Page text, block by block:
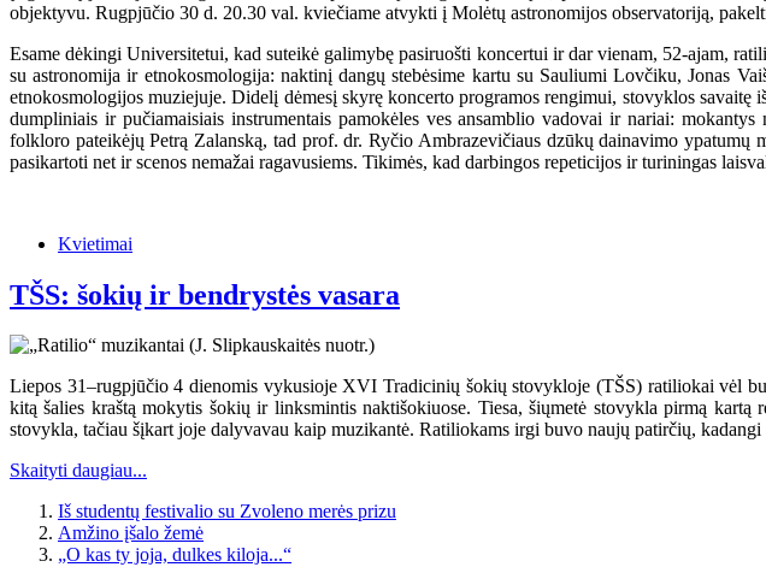
objektyvu. Rugpjūčio 30 d. 20.30 val. kviečiame atvykti į Molėtų astronomijos observatoriją,
Esame dėkingi Universitetui, kad suteikė galimybę pasiruošti koncertui ir dar vienam, 52-ajam,
su astronomija ir etnokosmologija: naktinį dangų stebėsime kartu su Sauliumi Lovčiku, Jonas
etnokosmologijos muziejuje. Didelį dėmesį skyrę koncerto programos rengimui, stovyklos
dumpliniais ir pučiamaisiais instrumentais pamokėles ves ansamblio vadovai ir nariai:
folkloro pateikėjų Petrą Zalanską, tad prof. dr. Ryčio Ambrazevičiaus dzūkų dainavimo
pasikartoti net ir scenos nemažai ragavusiems. Tikimės, kad darbingos repeticijos ir turiningas
Kvietimai
TŠS: šokių ir bendrystės vasara
Liepos 31–rugpjūčio 4 dienomis vykusioje XVI Tradicinių šokių stovykloje (TŠS) ratiliokai vėl
kitą šalies kraštą mokytis šokių ir linksmintis naktišokiuose. Tiesa, šiųmetė stovykla pirmą
stovykla, tačiau šįkart joje dalyvavau kaip muzikantė. Ratiliokams irgi buvo naujų patirčių,
Skaityti daugiau...
Iš studentų festivalio su Zvoleno merės prizu
Amžino įšalo žemė
„O kas ty joja, dulkes kiloja...“